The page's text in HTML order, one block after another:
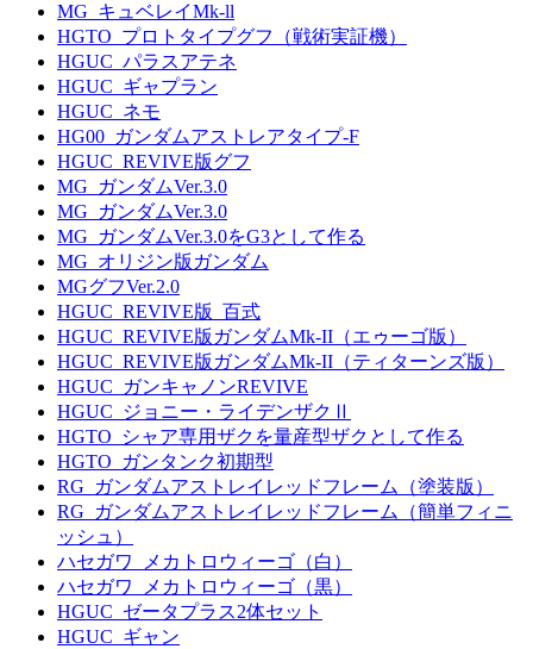
MG_キュベレイMk-ll
HGTO_プロトタイプグフ（戦術実証機）
HGUC_パラスアテネ
HGUC_ギャプラン
HGUC_ネモ
HG00_ガンダムアストレアタイプ-F
HGUC_REVIVE版グフ
MG_ガンダムVer.3.0
MG_ガンダムVer.3.0
MG_ガンダムVer.3.0をG3として作る
MG_オリジン版ガンダム
MGグフVer.2.0
HGUC_REVIVE版_百式
HGUC_REVIVE版ガンダムMk-II（エゥーゴ版）
HGUC_REVIVE版ガンダムMk-II（ティターンズ版）
HGUC_ガンキャノンREVIVE
HGUC_ジョニー・ライデンザクⅡ
HGTO_シャア専用ザクを量産型ザクとして作る
HGTO_ガンタンク初期型
RG_ガンダムアストレイレッドフレーム（塗装版）
RG_ガンダムアストレイレッドフレーム（簡単フィニ
ッシュ）
ハセガワ_メカトロウィーゴ（白）
ハセガワ_メカトロウィーゴ（黒）
HGUC_ゼータプラス2体セット
HGUC_ギャン